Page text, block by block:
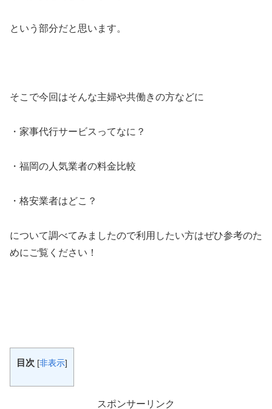
という部分だと思います。
そこで今回はそんな主婦や共働きの方などに
・家事代行サービスってなに？
・福岡の人気業者の料金比較
・格安業者はどこ？
について調べてみましたので利用したい方はぜひ参考のた
めにご覧ください！
目次 [非表示]
スポンサーリンク